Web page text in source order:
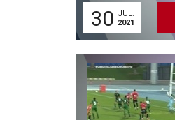
30 JUL.
2021